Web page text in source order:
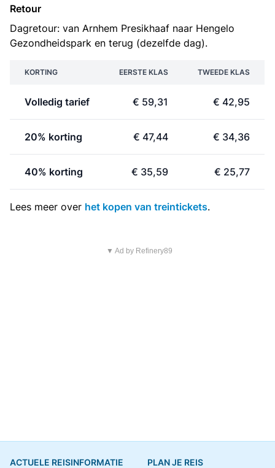
Retour
Dagretour: van Arnhem Presikhaaf naar Hengelo
Gezondheidspark en terug (dezelfde dag).
KORTING EERSTE KLAS TWEEDE KLAS
Volledig tarief € 59,31 € 42,95
20% korting € 47,44 € 34,36
40% korting € 35,59 € 25,77
Lees meer over het kopen van treintickets.
▼ Ad by Refinery89
ACTUELE REISINFORMATIE PLAN JE REIS